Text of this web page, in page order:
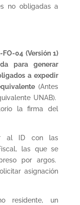
no obligadas a
FO-04 (Versión 1)
para generar
a expedir
(Antes
UNAB).
la firma del
al ID con las
las que se
por argos.
asignación
residente, un